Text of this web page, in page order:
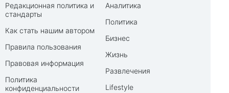
Редакционная политика и
стандарты
Как стать нашим автором
Правила пользования
Правовая информация
Политика
конфиденциальности
Аналитика
Политика
Бизнес
Жизнь
Развлечения
Lifestyle